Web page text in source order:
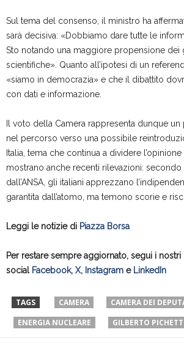
Sul tema del consenso, il ministro ha
sarà decisiva: «Dobbiamo dare tutte le
Sto notando una maggiore propensione dei
scientifiche». Quanto all’ipotesi di un
«siamo in democrazia» e che il dibattito
con dati e informazione.
Il voto della Camera rappresenta dunque
nel percorso verso una possibile
Italia, tema che continua a dividere
mostrano anche recenti rilevazioni:
dall’ANSA, gli italiani apprezzano
garantita dall’atomo, ma temono scorie e
Leggi le notizie di Piazza Borsa
Per restare sempre aggiornato, segui i nostri
social Facebook, X, Instagram e LinkedIn
TAGS CAMERA
CAMERA DEI
ENERGIA NUCLEARE
GILBERTO